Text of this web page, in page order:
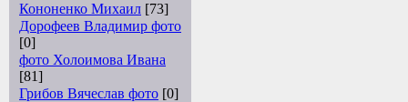
Кононенко Михаил [73]
Дорофеев Владимир фото
[0]
фото Холоимова Ивана
[81]
Грибов Вячеслав фото [0]